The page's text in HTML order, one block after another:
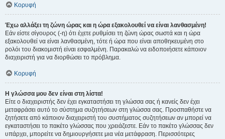
Κορυφή
Έχω αλλάξει τη ζώνη ώρας και η ώρα εξακολουθεί να είναι λανθασμένη!
Εάν είστε σίγουρος (-η) ότι έχετε ρυθμίσει τη ζώνη ώρας σωστά και η ώρα
εξακολουθεί να είναι λανθασμένη, τότε ή ώρα που είναι αποθηκευμένη στο
ρολόι του διακομιστή είναι εσφαλμένη. Παρακαλώ να ειδοποιήσετε κάποιον
διαχειριστή για να διορθώσει το πρόβλημα.
Κορυφή
Η γλώσσα μου δεν είναι στη λίστα!
Είτε ο διαχειριστής δεν έχει εγκαταστήσει τη γλώσσα σας ή κανείς δεν έχει
μεταφράσει αυτό το σύστημα συζητήσεων στη γλώσσα σας. Προσπαθήστε να
ζητήσετε από κάποιον διαχειριστή του συστήματος συζητήσεων αν μπορεί να
εγκαταστήσει το πακέτο γλώσσας που χρειάζεστε. Εάν το πακέτο γλώσσας δεν
υπάρχει, μπορείτε να δημιουργήσετε μια νέα μετάφραση. Περισσότερες